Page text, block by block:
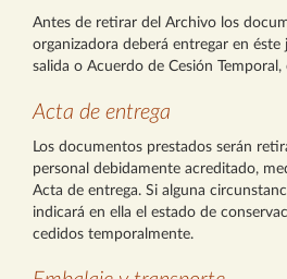
Antes de retirar del Archivo los
organizadora deberá entregar en
salida o Acuerdo de Cesión
Acta de entrega
Los documentos prestados serán
personal debidamente acreditado,
Acta de entrega. Si alguna
indicará en ella el estado de
cedidos temporalmente.